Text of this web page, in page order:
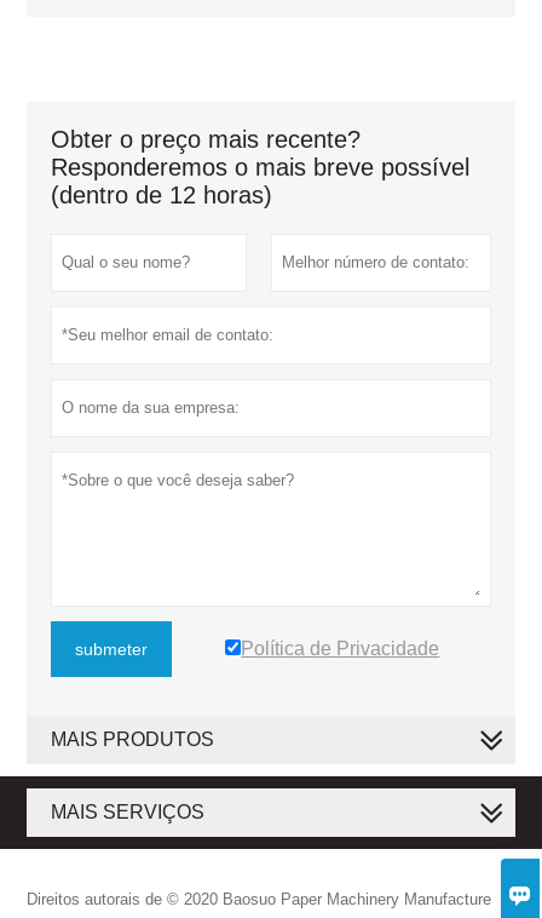

Obter o preço mais recente?
Responderemos o mais breve possível
(dentro de 12 horas)
submeter Política de Privacidade
MAIS PRODUTOS
MAIS SERVIÇOS
Direitos autorais de © 2020 Baosuo Paper Machinery Manufacture